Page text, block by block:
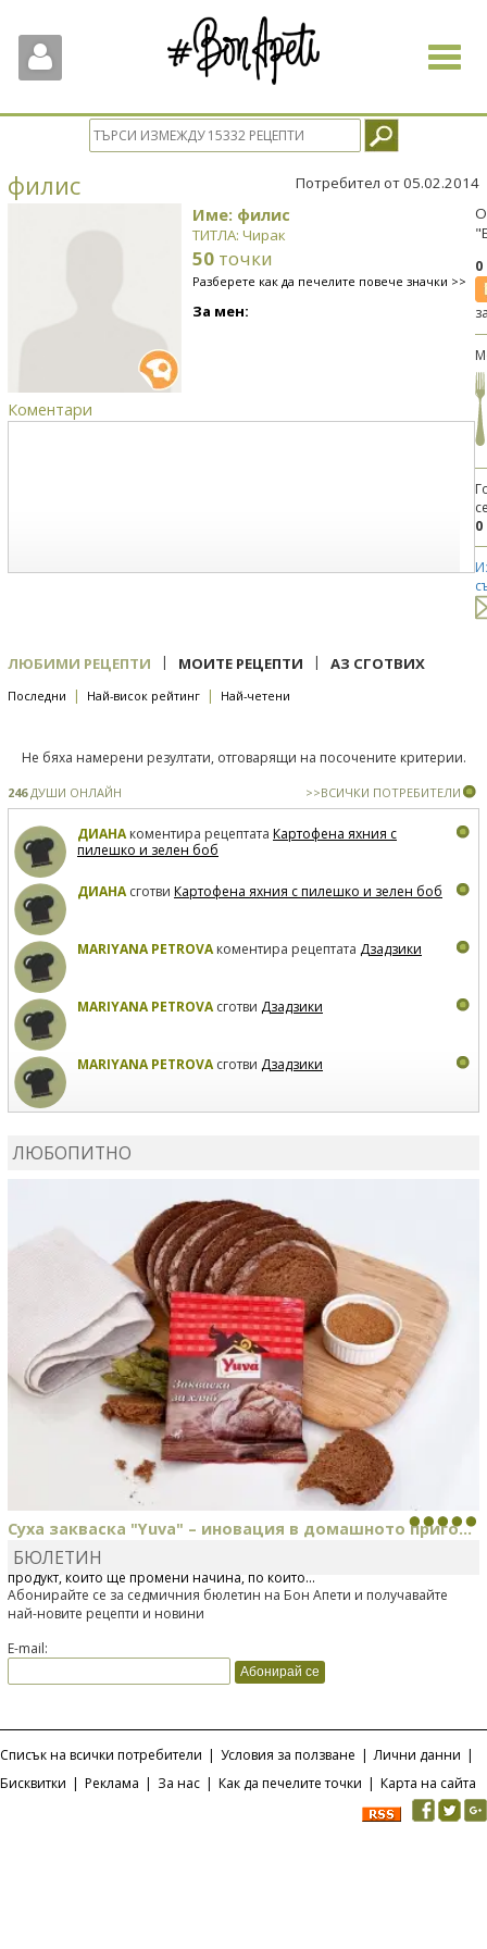
Toggle
филис Потребител от 05.02.2014
Име: филис
ТИТЛА: Чирак
50 точки
Разберете как да печелите повече значки >>
За мен:
Коментари
0
ЛЮБИМИ РЕЦЕПТИ | МОИТЕ РЕЦЕПТИ | АЗ СГОТВИХ
Последни | Най-висок рейтинг | Най-четени
Не бяха намерени резултати, отговарящи на посочените критерии.
246ДУШИ ОНЛАЙН >>ВСИЧКИ ПОТРЕБИТЕЛИ
ДИАНАкоментира рецептата Картофена яхния с
пилешко и зелен боб
ДИАНАсготви Картофена яхния с пилешко и зелен боб
MARIYANA PETROVAкоментира рецептата Дзадзики
MARIYANA PETROVAсготви Дзадзики
MARIYANA PETROVAсготви Дзадзики
ЛЮБОПИТНО
Суха закваска "Yuva" – иновация в домашното приго...
Отскоро Лесафр България стартира предлагането на изцяло нов
продукт, който ще промени начина, по който...
БЮЛЕТИН
Абонирайте се за седмичния бюлетин на Бон Апети и получавайте
най-новите рецепти и новини
E-mail:
Списък на всички потребители | Условия за ползване | Лични данни |
Бисквитки | Реклама | За нас | Как да печелите точки | Карта на сайта